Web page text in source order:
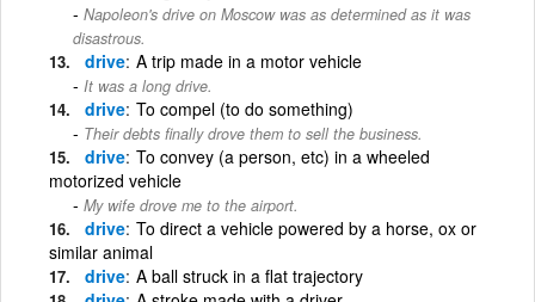
Napoleon's drive on Moscow was as determined as it was
disastrous.
drive A trip made in a motor vehicle
It was a long drive.
drive To compel (to do something)
Their debts finally drove them to sell the business.
drive To convey (a person, etc) in a wheeled
motorized vehicle
My wife drove me to the airport.
drive To direct a vehicle powered by a horse, ox or
similar animal
drive A ball struck in a flat trajectory